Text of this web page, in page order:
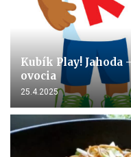
Kubík Play!
ovocia
25.4.2025